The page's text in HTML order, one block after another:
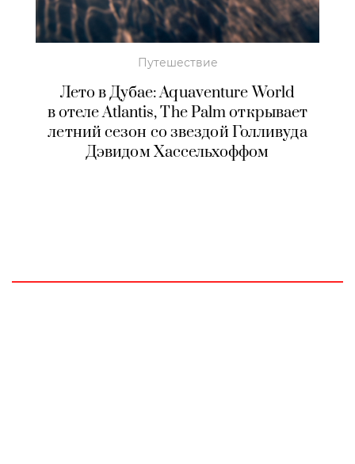
Путешествие
Лето в Дубае: Aquaventure World
в отеле Atlantis, The Palm открывает
летний сезон со звездой Голливуда
Дэвидом Хассельхоффом